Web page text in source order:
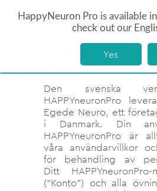
Den svenska
HAPPYneuronPro
Egede Neuro, ett
i Danmark. Din
HAPPYneuronPro är
våra användarvillkor
för behandling av
Ditt HAPPYneuronPro-
(“Konto”) och alla
HappyNeuron Pro is available
check out our
Yes